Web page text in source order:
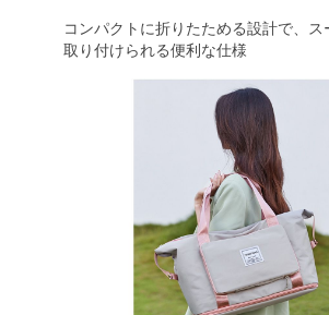
コンパクトに折りたためる設計で、ス
取り付けられる便利な仕様